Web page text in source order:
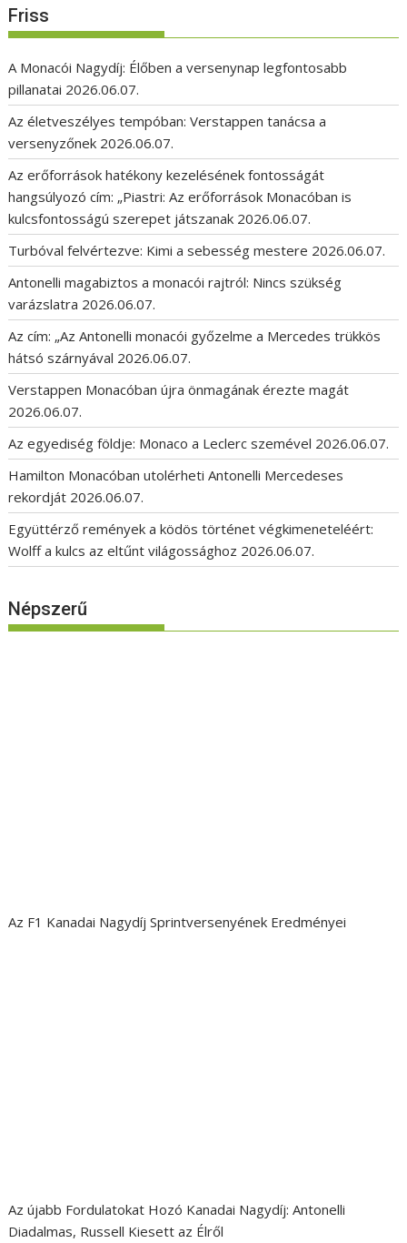
Friss
A Monacói Nagydíj: Élőben a versenynap legfontosabb
pillanatai 2026.06.07.
Az életveszélyes tempóban: Verstappen tanácsa a
versenyzőnek 2026.06.07.
Az erőforrások hatékony kezelésének fontosságát
hangsúlyozó cím: „Piastri: Az erőforrások Monacóban is
kulcsfontosságú szerepet játszanak 2026.06.07.
Turbóval felvértezve: Kimi a sebesség mestere 2026.06.07.
Antonelli magabiztos a monacói rajtról: Nincs szükség
varázslatra 2026.06.07.
Az cím: „Az Antonelli monacói győzelme a Mercedes trükkös
hátsó szárnyával 2026.06.07.
Verstappen Monacóban újra önmagának érezte magát
2026.06.07.
Az egyediség földje: Monaco a Leclerc szemével 2026.06.07.
Hamilton Monacóban utolérheti Antonelli Mercedeses
rekordját 2026.06.07.
Együttérző remények a ködös történet végkimeneteléért:
Wolff a kulcs az eltűnt világossághoz 2026.06.07.
Népszerű
Az F1 Kanadai Nagydíj Sprintversenyének Eredményei
Az újabb Fordulatokat Hozó Kanadai Nagydíj: Antonelli
Diadalmas, Russell Kiesett az Élről